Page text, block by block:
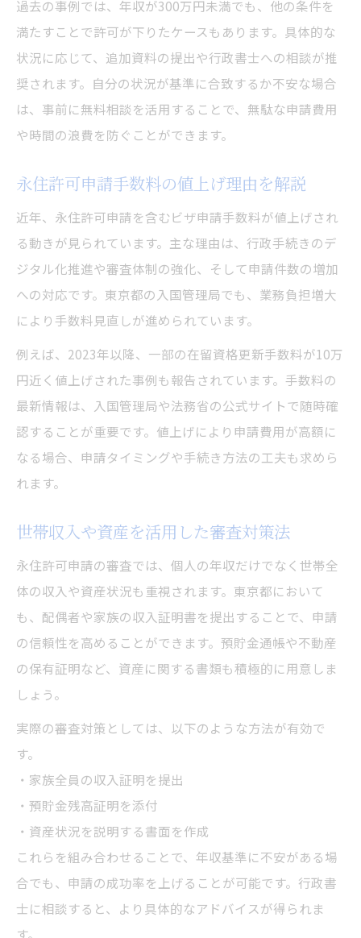
過去の事例では、年収が300万円未満でも、他の条件を
満たすことで許可が下りたケースもあります。具体的な
状況に応じて、追加資料の提出や行政書士への相談が推
奨されます。自分の状況が基準に合致するか不安な場合
は、事前に無料相談を活用することで、無駄な申請費用
や時間の浪費を防ぐことができます。
永住許可申請手数料の値上げ理由を解説
近年、永住許可申請を含むビザ申請手数料が値上げされ
る動きが見られています。主な理由は、行政手続きのデ
ジタル化推進や審査体制の強化、そして申請件数の増加
への対応です。東京都の入国管理局でも、業務負担増大
により手数料見直しが進められています。
例えば、2023年以降、一部の在留資格更新手数料が10万
円近く値上げされた事例も報告されています。手数料の
最新情報は、入国管理局や法務省の公式サイトで随時確
認することが重要です。値上げにより申請費用が高額に
なる場合、申請タイミングや手続き方法の工夫も求めら
れます。
世帯収入や資産を活用した審査対策法
永住許可申請の審査では、個人の年収だけでなく世帯全
体の収入や資産状況も重視されます。東京都において
も、配偶者や家族の収入証明書を提出することで、申請
の信頼性を高めることができます。預貯金通帳や不動産
の保有証明など、資産に関する書類も積極的に用意しま
しょう。
実際の審査対策としては、以下のような方法が有効で
す。
・家族全員の収入証明を提出
・預貯金残高証明を添付
・資産状況を説明する書面を作成
これらを組み合わせることで、年収基準に不安がある場
合でも、申請の成功率を上げることが可能です。行政書
士に相談すると、より具体的なアドバイスが得られま
す。